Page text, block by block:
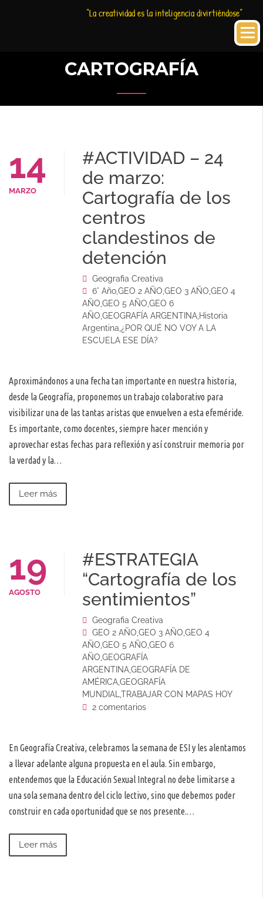
“La creatividad es la inteligencia divirtiéndose”
CARTOGRAFÍA
14
MARZO
#ACTIVIDAD – 24
de marzo:
Cartografía de los
centros
clandestinos de
detención
Geografia Creativa
6° Año,GEO 2 AÑO,GEO 3 AÑO,GEO 4
AÑO,GEO 5 AÑO,GEO 6
AÑO,GEOGRAFÍA ARGENTINA,Historia
Argentina,¿POR QUÉ NO VOY A LA
ESCUELA ESE DÍA?
Aproximándonos a una fecha tan importante en nuestra historia,
desde la Geografía, proponemos un trabajo colaborativo para
visibilizar una de las tantas aristas que envuelven a esta efeméride.
Es importante, como docentes, siempre hacer mención y
aprovechar estas fechas para reflexión y así construir memoria por
la verdad y la…
Leer más
19
AGOSTO
#ESTRATEGIA
“Cartografía de los
sentimientos”
Geografia Creativa
GEO 2 AÑO,GEO 3 AÑO,GEO 4
AÑO,GEO 5 AÑO,GEO 6
AÑO,GEOGRAFÍA
ARGENTINA,GEOGRAFÍA DE
AMÉRICA,GEOGRAFÍA
MUNDIAL,TRABAJAR CON MAPAS HOY
2 comentarios
En Geografía Creativa, celebramos la semana de ESI y les alentamos
a llevar adelante alguna propuesta en el aula. Sin embargo,
entendemos que la Educación Sexual Integral no debe limitarse a
una sola semana dentro del ciclo lectivo, sino que debemos poder
construir en cada oportunidad que se nos presente.…
Leer más